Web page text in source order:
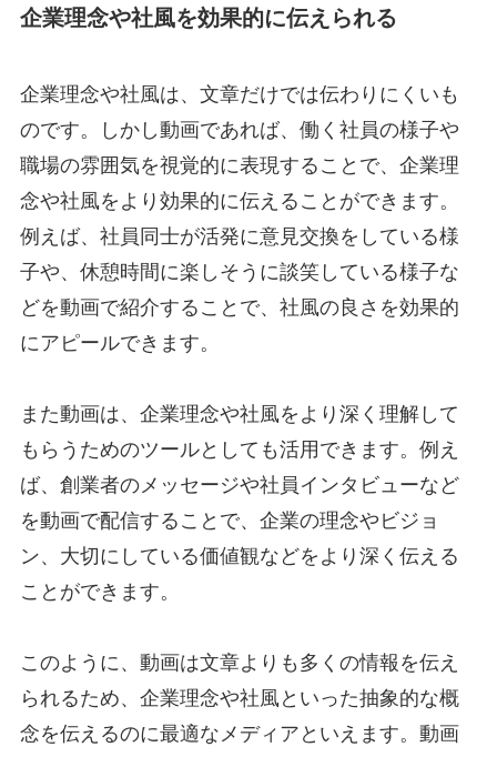
企業理念や社風を効果的に伝えられる
企業理念や社風は、文章だけでは伝わりにくいも
のです。しかし動画であれば、働く社員の様子や
職場の雰囲気を視覚的に表現することで、企業理
念や社風をより効果的に伝えることができます。
例えば、社員同士が活発に意見交換をしている様
子や、休憩時間に楽しそうに談笑している様子な
どを動画で紹介することで、社風の良さを効果的
にアピールできます。
また動画は、企業理念や社風をより深く理解して
もらうためのツールとしても活用できます。例え
ば、創業者のメッセージや社員インタビューなど
を動画で配信することで、企業の理念やビジョ
ン、大切にしている価値観などをより深く伝える
ことができます。
このように、動画は文章よりも多くの情報を伝え
られるため、企業理念や社風といった抽象的な概
念を伝えるのに最適なメディアといえます。動画